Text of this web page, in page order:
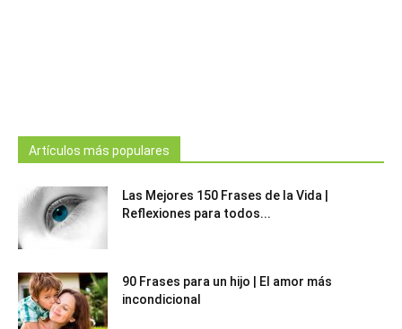
Artículos más populares
Las Mejores 150 Frases de la Vida |
Reflexiones para todos...
90 Frases para un hijo | El amor más
incondicional